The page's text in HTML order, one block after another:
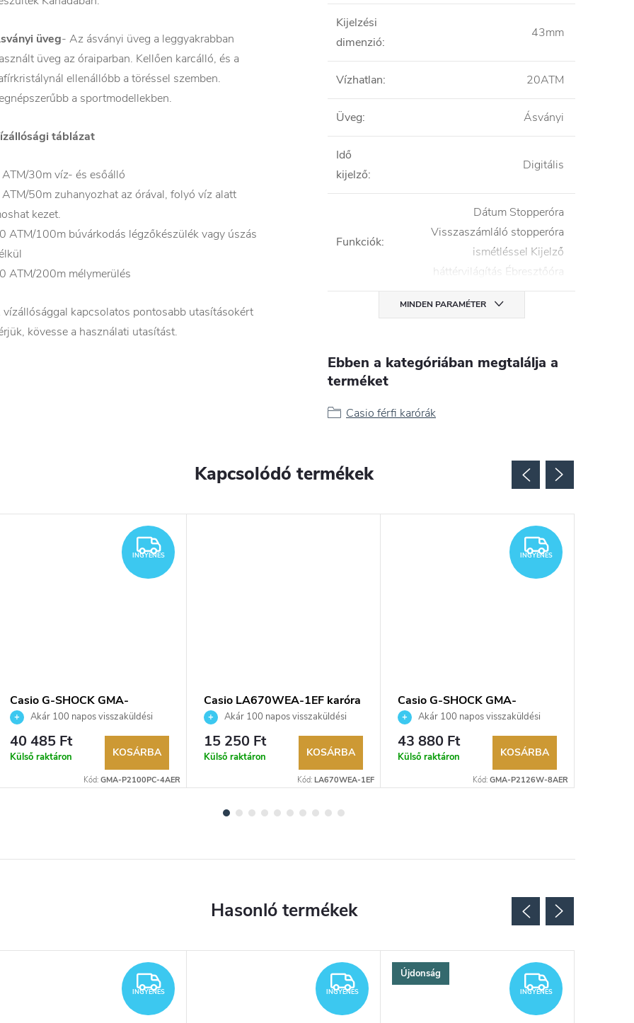
üveg- Az ásványi üveg a leggyakrabban
üveg az óraiparban. Kellően karcálló, és a
ellenállóbb a töréssel szemben.
a sportmodellekben.
táblázat
30m víz- és esőálló
50m zuhanyozhat az órával, folyó víz alatt
kezet.
ATM/100m búvárkodás légzőkészülék vagy úszás
ATM/200m mélymerülés
vízállósággal kapcsolatos pontosabb utasításokért
kövesse a használati utasítást.
Kijelzési
dimenzió:
43mm
Vízhatlan: 20ATM
Üveg: Ásványi
Idő
kijelző:
Digitális
Funkciók:
Dátum Stopperóra
Visszaszámláló stopperóra
ismétléssel Kijelző
háttérvilágítás Ébresztőóra
MINDEN PARAMÉTER
Ebben a kategóriában megtalálja a
terméket
Casio férfi karórák
Kapcsolódó termékek
INGYENES
INGYENES
Casio G-SHOCK GMA-
P2100PC-4AER karóra
Akár 100 napos visszaküldési
lehetőség. Hivatalos márkakereskedő.
40 485 Ft
Külső raktáron KOSÁRBA
Kód: GMA-P2100PC-4AER
Casio LA670WEA-1EF karóra
Akár 100 napos visszaküldési
lehetőség. Hivatalos márkakereskedő.
15 250 Ft
Külső raktáron KOSÁRBA
Kód: LA670WEA-1EF
INGYENES
INGYENES
Casio G-SHOCK GMA-
P2126W-8AER karóra
Akár 100 napos visszaküldési
lehetőség. Hivatalos márkakereskedő.
43 880 Ft
Külső raktáron KOSÁRBA
Kód: GMA-P2126W-8AER
INGYENES
INGYENES INGYENES
INGYENES
Újdonság INGYENES
INGYENES